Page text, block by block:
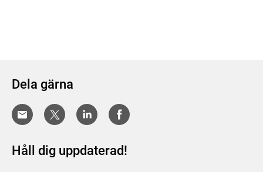
Dela gärna
Håll dig uppdaterad!